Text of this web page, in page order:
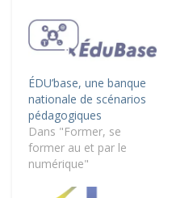
ÉDU’base, une banque
nationale de scénarios
pédagogiques
Dans "Former, se
former au et par le
numérique"